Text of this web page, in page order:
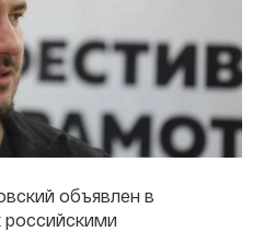
объявлен в